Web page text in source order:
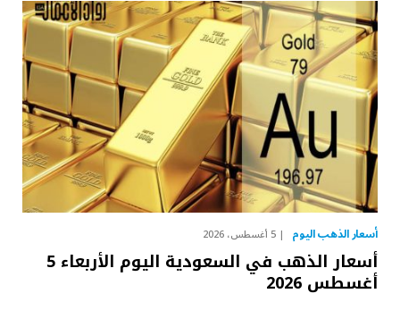
أسعار الذهب اليوم 5 أغسطس، 2026
أسعار الذهب في السعودية اليوم الأربعاء 5
أغسطس 2026